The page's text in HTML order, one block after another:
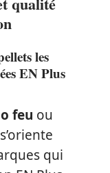
les
EN Plus
feu ou
s’oriente
qui